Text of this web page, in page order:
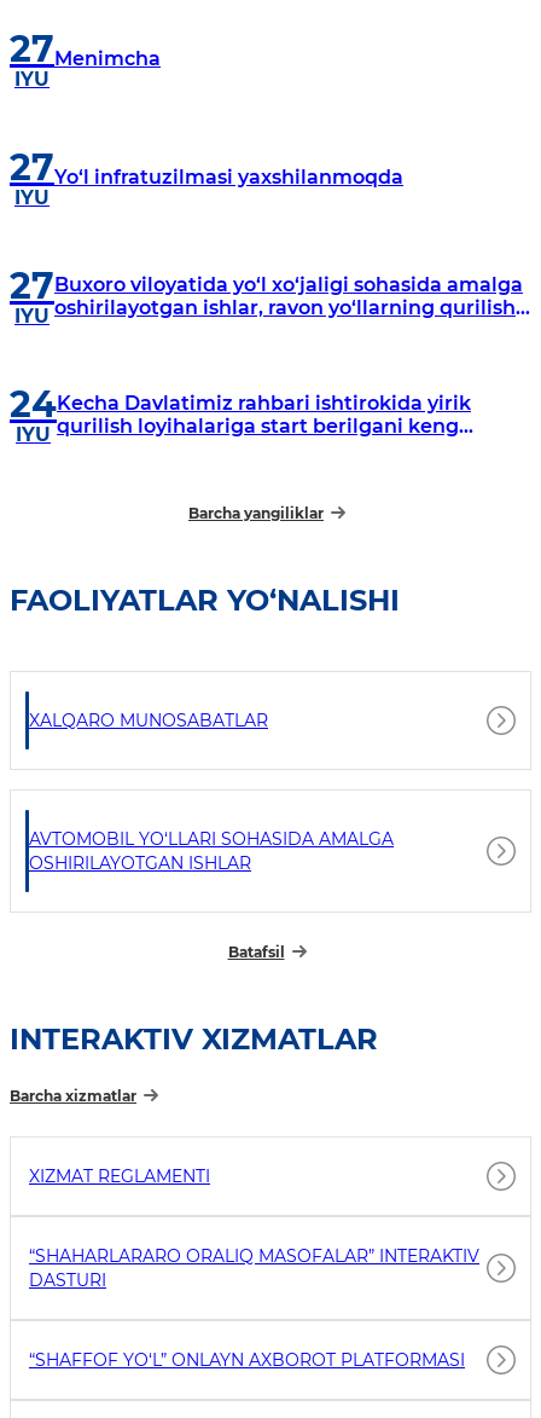
27
IYU
Menimcha
27
IYU
Yo‘l infratuzilmasi yaxshilanmoqda
27
IYU
Buxoro viloyatida yo‘l xo‘jaligi sohasida amalga
oshirilayotgan ishlar, ravon yo‘llarning qurilish
24
IYU
Kecha Davlatimiz rahbari ishtirokida yirik
qurilish loyihalariga start berilgani keng
Barcha yangiliklar
FAOLIYATLAR YO‘NALISHI
XALQARO MUNOSABATLAR
AVTOMOBIL YO‘LLARI SOHASIDA AMALGA
OSHIRILAYOTGAN ISHLAR
Batafsil
INTERAKTIV XIZMATLAR
Barcha xizmatlar
XIZMAT REGLAMENTI
“SHAHARLARARO ORALIQ MASOFALAR” INTERAKTIV
DASTURI
“SHAFFOF YO‘L” ONLAYN AXBOROT PLATFORMASI